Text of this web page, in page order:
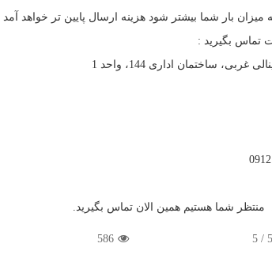
تماس بگیرید :
ساختمان اداری 144، واحد 1
منتظر شما هستیم همین الان تماس بگیرید.
/
5
586